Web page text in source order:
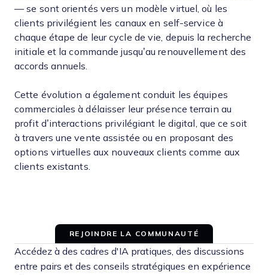
— se sont orientés vers un modèle virtuel, où les
clients privilégient les canaux en self-service à
chaque étape de leur cycle de vie, depuis la recherche
initiale et la commande jusqu’au renouvellement des
accords annuels.
Cette évolution a également conduit les équipes
commerciales à délaisser leur présence terrain au
profit d’interactions privilégiant le digital, que ce soit
à travers une vente assistée ou en proposant des
options virtuelles aux nouveaux clients comme aux
clients existants.
REJOINDRE LA COMMUNAUTÉ
Accédez à des cadres d'IA pratiques, des discussions
entre pairs et des conseils stratégiques en expérience